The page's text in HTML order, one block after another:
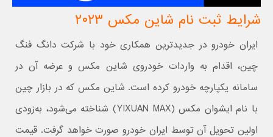
شرایط ثبت نام شاین مکس ۲۰۲۳
ایران خودرو در جدیدترین همکاری خود با شرکت دانگ فنگ
چین، اقدام به واردات خودروی شاین مکس و عرضه آن در
سامانه یکپارچه خودرو کرده است. شاین مکس که در بازار چین
با نام ایشوان مکس (YIXUAN MAX) شناخته می‌شود، به‌زودی
اولین تحویل آن توسط ایران‌ خودرو صورت خواهد گرفت. قیمت